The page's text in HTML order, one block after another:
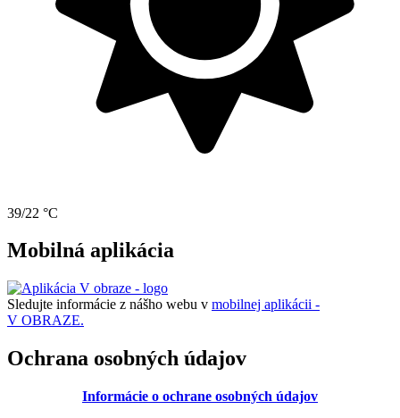
39/22 °C
Mobilná aplikácia
Sledujte informácie z nášho webu v mobilnej aplikácii -
V OBRAZE.
Ochrana osobných údajov
Informácie o ochrane osobných údajov